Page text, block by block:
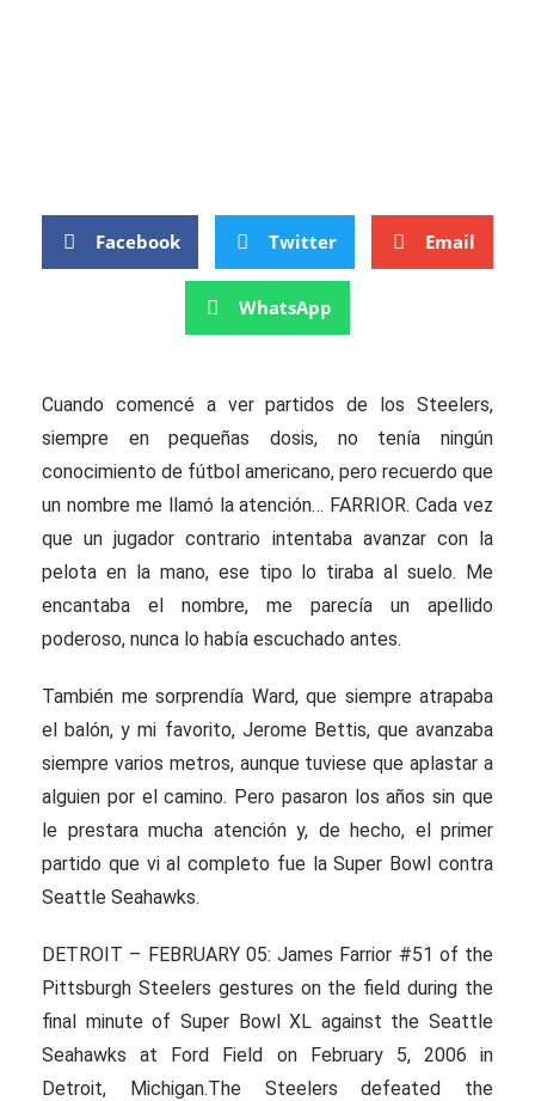
Facebook Twitter Email
WhatsApp
Cuando comencé a ver partidos de los Steelers,
siempre en pequeñas dosis, no tenía ningún
conocimiento de fútbol americano, pero recuerdo que
un nombre me llamó la atención… FARRIOR. Cada vez
que un jugador contrario intentaba avanzar con la
pelota en la mano, ese tipo lo tiraba al suelo. Me
encantaba el nombre, me parecía un apellido
poderoso, nunca lo había escuchado antes.
También me sorprendía Ward, que siempre atrapaba
el balón, y mi favorito, Jerome Bettis, que avanzaba
siempre varios metros, aunque tuviese que aplastar a
alguien por el camino. Pero pasaron los años sin que
le prestara mucha atención y, de hecho, el primer
partido que vi al completo fue la Super Bowl contra
Seattle Seahawks.
DETROIT – FEBRUARY 05: James Farrior #51 of the
Pittsburgh Steelers gestures on the field during the
final minute of Super Bowl XL against the Seattle
Seahawks at Ford Field on February 5, 2006 in
Detroit, Michigan.The Steelers defeated the